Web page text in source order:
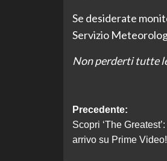
Se desiderate
Servizio
Non perderti tutte
Navigazione
articolo
Precedente:
Scopri ‘The
arrivo su Prime Video!